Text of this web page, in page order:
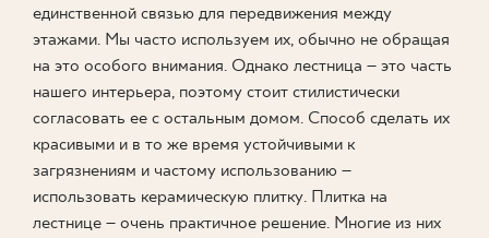
ГДЕ КУПИТЬ
О НАС
МОЙ ПРОФИЛЬ
единственной связью для передвижения между
этажами. Мы часто используем их, обычно не обращая
на это особого внимания. Однако лестница – это часть
нашего интерьера, поэтому стоит стилистически
согласовать ее с остальным домом. Способ сделать их
красивыми и в то же время устойчивыми к
загрязнениям и частому использованию –
использовать керамическую плитку. Плитка на
лестнице – очень практичное решение. Многие из них